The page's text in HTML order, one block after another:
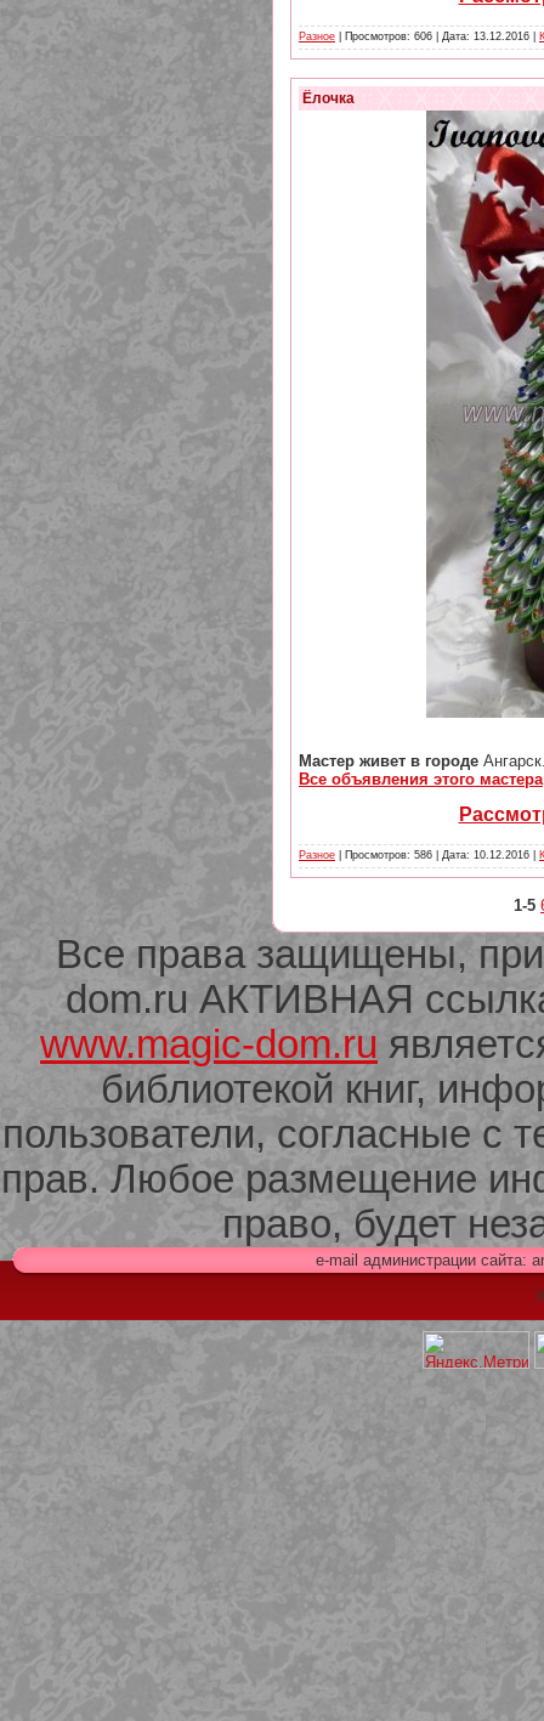
Разное | Просмотров: 606 | Дата: 13.12.2016
Ёлочка
Мастер живет в городе
Все объявления этого мастера
Разное | Просмотров: 586 | Дата: 10.12.2016
1-5
Все права защищены,
dom.ru АКТИВНАЯ ссылка
www.magic-dom.ru
библиотекой книг,
пользователи, согласные с
прав. Любое размещение
право, будет
e-mail администрации сайта: